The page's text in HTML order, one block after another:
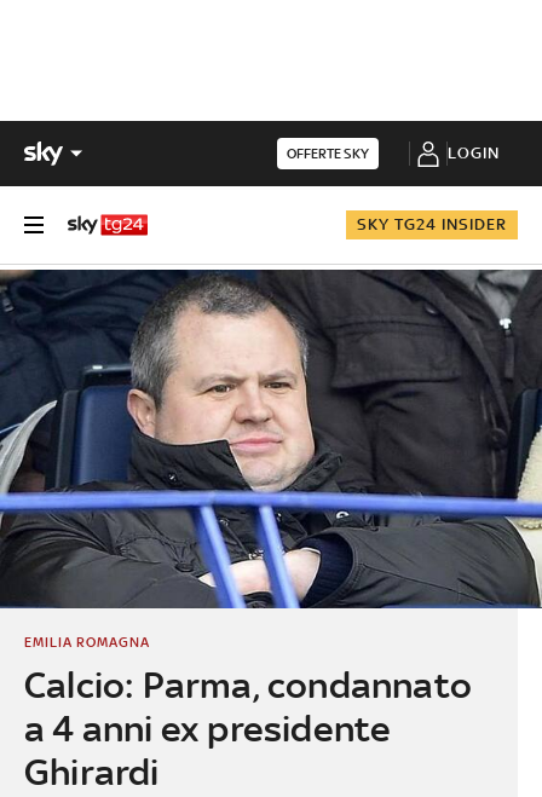
OFFERTE SKY LOGIN
SKY TG24 INSIDER
Calcio: Parma, condannato
a 4 anni ex presidente
Ghirardi
EMILIA ROMAGNA